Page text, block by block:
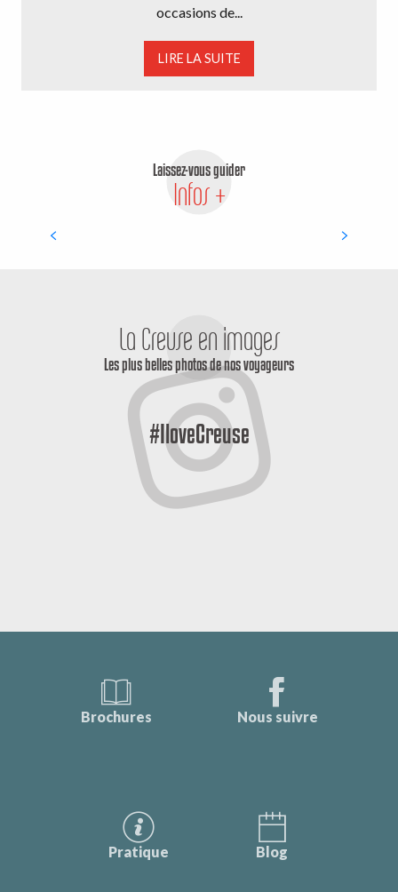
occasions de...
LIRE LA SUITE
Laissez-vous guider
Infos +
HEBERGEMENTS
La Creuse en images
Les plus belles photos de nos voyageurs
#IloveCreuse
Brochures Nous suivre
Pratique Blog